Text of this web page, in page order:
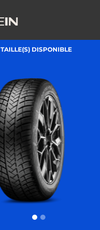
TAILLE(S) DISPONIBLE